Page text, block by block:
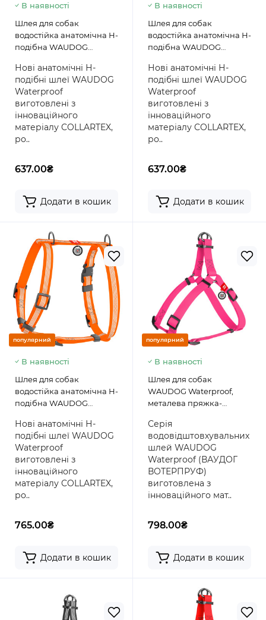
В наявності
Шлея для собак
водостійка анатомічна Н-
подібна WAUDOG
паспортом, пластикова
пряжка-фастекс, чорна
Нові анатомічні Н-
подібні шлеї WAUDOG
Waterproof
виготовлені з
інноваційного
матеріалу COLLARTEX,
ро..
637.00₴
Додати в кошик
В наявності
Шлея для собак
водостійка анатомічна Н-
подібна WAUDOG
паспортом, пластикова
пряжка-фастекс,
салатова
Нові анатомічні Н-
подібні шлеї WAUDOG
Waterproof
виготовлені з
інноваційного
матеріалу COLLARTEX,
ро..
637.00₴
Додати в кошик
популярний
В наявності
Шлея для собак
водостійка анатомічна Н-
подібна WAUDOG
паспортом,
світловідбивна,
пластикова пряжка-
фастекс, помаранчева
Нові анатомічні Н-
подібні шлеї WAUDOG
Waterproof
виготовлені з
інноваційного
матеріалу COLLARTEX,
ро..
765.00₴
Додати в кошик
популярний
В наявності
Шлея для собак
WAUDOG Waterproof,
металева пряжка-
Серія
водовідштовхувальних
шлей WAUDOG
Waterproof (ВАУДОГ
ВОТЕРПРУФ)
виготовлена з
інноваційного мат..
798.00₴
Додати в кошик